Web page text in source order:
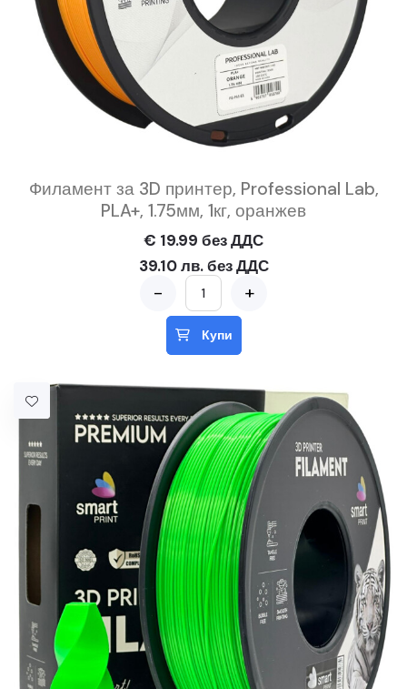
Филамент за 3D принтер, Professional Lab,
PLA+, 1.75мм, 1кг, оранжев
€ 19.99 без ДДС
39.10 лв. без ДДС
- +
Купи